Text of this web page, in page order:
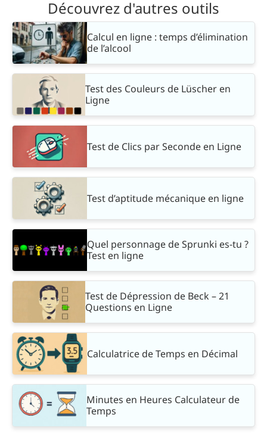
Découvrez d'autres outils
Calcul en ligne : temps d’élimination
de l’alcool
Test des Couleurs de Lüscher en
Ligne
Test de Clics par Seconde en Ligne
Test d’aptitude mécanique en ligne
Quel personnage de Sprunki es-tu ?
Test en ligne
Test de Dépression de Beck – 21
Questions en Ligne
Calculatrice de Temps en Décimal
Minutes en Heures Calculateur de
Temps